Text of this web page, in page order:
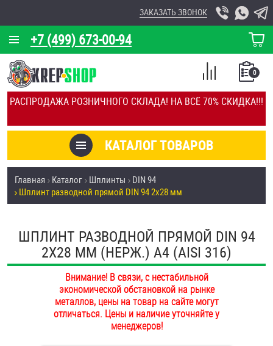
РАСПРОДАЖА РОЗНИЧНОГО СКЛАДА! НА ВСЁ 70% СКИДКА!!!
+7 (499) 673-00-94
ЗАКАЗАТЬ ЗВОНОК
КОРЗИНА
О КОМПАНИИ
КАЛЬКУЛЯТОР
ОТЗЫВЫ
УСЛУГИ
СКИДКИ
ОПТ
ПОКУПАТЕЛЯМ
ОПЛАТА И ДОСТАВКА
НАШИ МАГАЗИНЫ
КАТАЛОГ ТОВАРОВ
0
СПИСОК
СРАВНЕНИЕ
Товары со скидкой
Анкеры
Антивандальный крепёж, инструмент
Болты и винты
Втулки
Главная Каталог Шплинты
DIN 94
Шплинт разводной прямой DIN 94 2х28 мм
ШПЛИНТ РАЗВОДНОЙ ПРЯМОЙ DIN 94
2Х28 ММ (НЕРЖ.) A4 (AISI 316)
Внимание! В связи, с нестабильной
экономической обстановкой на рынке
металлов, цены на товар на сайте могут
отличаться. Цены и наличие уточняйте у
менеджеров!